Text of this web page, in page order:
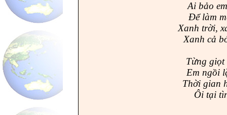
Ai bảo
Để làm
Xanh trời,
Xanh cả
Từng
Em ngồi
Thời gian
Ôi tại